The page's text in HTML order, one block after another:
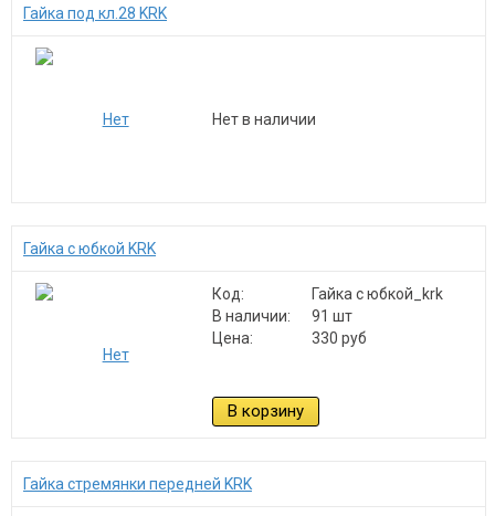
Гайка под кл.28 KRK
Нет в наличии
Гайка с юбкой KRK
Код:
Гайка с юбкой_krk
В наличии:
91 шт
Цена:
330 руб
В корзину
Гайка стремянки передней KRK